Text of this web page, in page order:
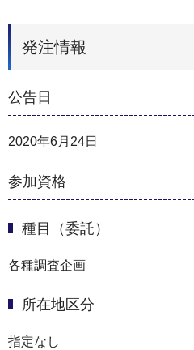
発注情報
公告日
2020年6月24日
参加資格
種目（委託）
各種調査企画
所在地区分
指定なし